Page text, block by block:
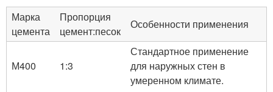
Марка
цемента
Пропорция
цемент:песок
Особенности применения
М400 1:3
Стандартное применение
для наружных стен в
умеренном климате.